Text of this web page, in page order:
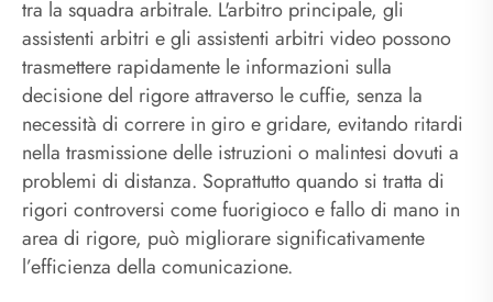
tra la squadra arbitrale. L'arbitro principale, gli
assistenti arbitri e gli assistenti arbitri video possono
trasmettere rapidamente le informazioni sulla
decisione del rigore attraverso le cuffie, senza la
necessità di correre in giro e gridare, evitando ritardi
nella trasmissione delle istruzioni o malintesi dovuti a
problemi di distanza. Soprattutto quando si tratta di
rigori controversi come fuorigioco e fallo di mano in
area di rigore, può migliorare significativamente
l’efficienza della comunicazione.